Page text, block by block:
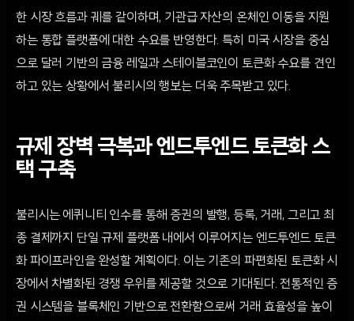
한 시장 흐름과 궤를 같이하며, 기관급 자산의 온체인 이동을 지원
하는 통합 플랫폼에 대한 수요를 반영한다. 특히 미국 시장을 중심
으로 달러 기반의 금융 레일과 스테이블코인이 토큰화 수요를 견인
하고 있는 상황에서 불리시의 행보는 더욱 주목받고 있다.
규제 장벽 극복과 엔드투엔드 토큰화 스
택 구축
불리시는 에퀴니티 인수를 통해 증권의 발행, 등록, 거래, 그리고 최
종 결제까지 단일 규제 플랫폼 내에서 이루어지는 엔드투엔드 토큰
화 파이프라인을 완성할 계획이다. 이는 기존의 파편화된 토큰화 시
장에서 차별화된 경쟁 우위를 제공할 것으로 기대된다. 전통적인 증
권 시스템을 블록체인 기반으로 전환함으로써 거래 효율성을 높이